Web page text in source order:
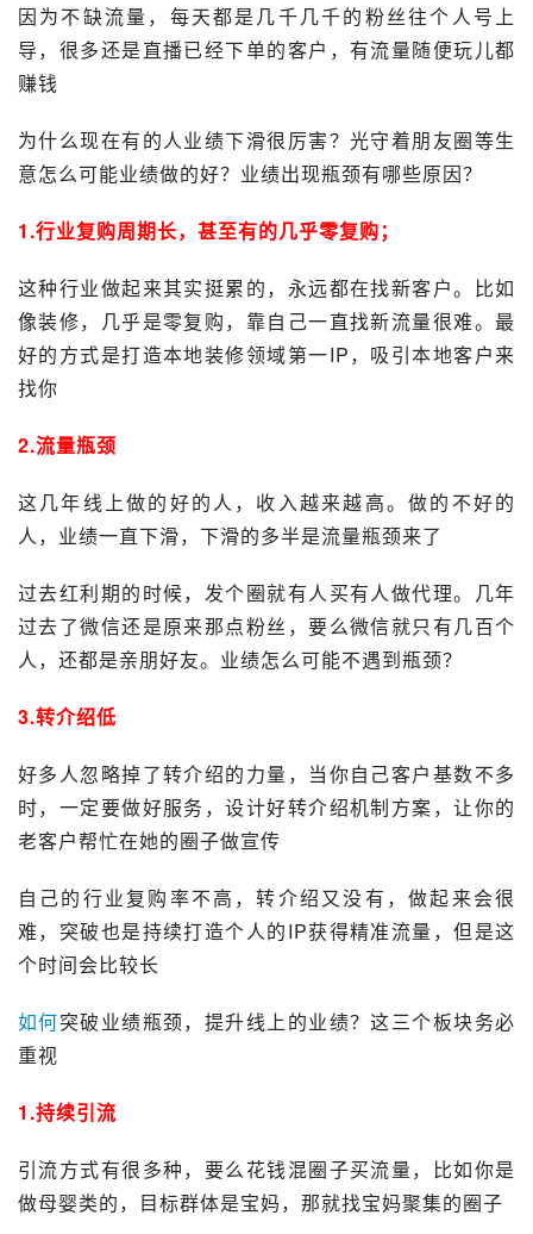
因为不缺流量，每天都是几千几千的粉丝往个人号上
导，很多还是直播已经下单的客户，有流量随便玩儿都
赚钱
为什么现在有的人业绩下滑很厉害？光守着朋友圈等生
意怎么可能业绩做的好？业绩出现瓶颈有哪些原因？
1.行业复购周期长，甚至有的几乎零复购；
这种行业做起来其实挺累的，永远都在找新客户。比如
像装修，几乎是零复购，靠自己一直找新流量很难。最
好的方式是打造本地装修领域第一IP，吸引本地客户来
找你
2.流量瓶颈
这几年线上做的好的人，收入越来越高。做的不好的
人，业绩一直下滑，下滑的多半是流量瓶颈来了
过去红利期的时候，发个圈就有人买有人做代理。几年
过去了微信还是原来那点粉丝，要么微信就只有几百个
人，还都是亲朋好友。业绩怎么可能不遇到瓶颈？
3.转介绍低
好多人忽略掉了转介绍的力量，当你自己客户基数不多
时，一定要做好服务，设计好转介绍机制方案，让你的
老客户帮忙在她的圈子做宣传
自己的行业复购率不高，转介绍又没有，做起来会很
难，突破也是持续打造个人的IP获得精准流量，但是这
个时间会比较长
如何突破业绩瓶颈，提升线上的业绩？这三个板块务必
重视
1.持续引流
引流方式有很多种，要么花钱混圈子买流量，比如你是
做母婴类的，目标群体是宝妈，那就找宝妈聚集的圈子